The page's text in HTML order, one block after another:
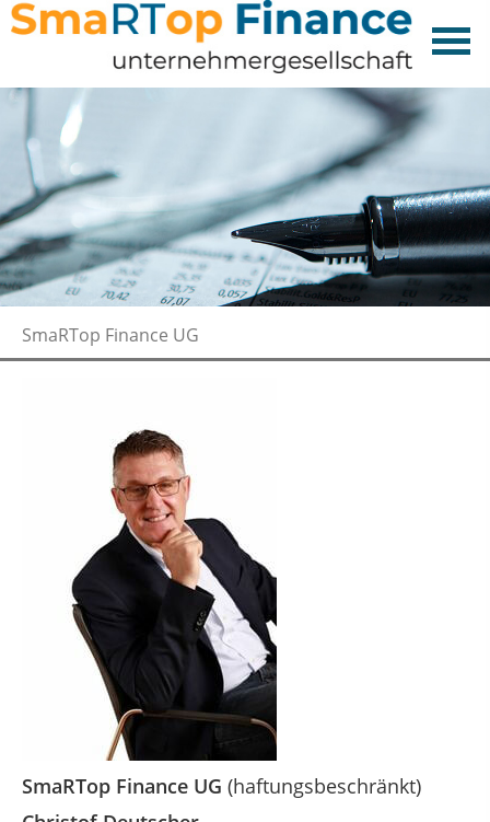
SmaRTop Finance UG
SmaRTop Finance UG (haftungsbeschränkt)